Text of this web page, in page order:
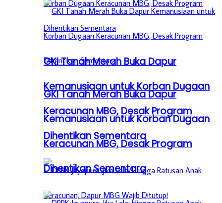
GKI Tanah Merah Buka Dapur
Kemanusiaan untuk Korban Dugaan
Keracunan MBG, Desak Program
Dihentikan Sementara
GKI Tanah Merah Buka Dapur
Kemanusiaan untuk Korban Dugaan
Keracunan MBG, Desak Program
Dihentikan Sementara